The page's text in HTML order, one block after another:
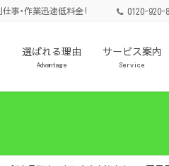
事･作業迅速低料金! 0120-920-
選ばれる理由
Advantage
サービス案内
Service